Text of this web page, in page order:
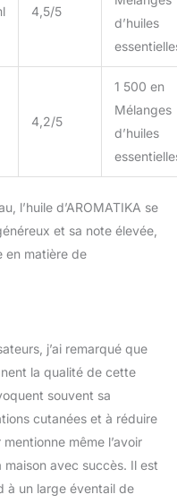
afin de
de
quotidien
4,5/5
d’huiles
4,2/5
1 500 en
Mélanges
d’huiles
l’huile d’AROMATIKA se
et sa note élevée,
en matière de
j’ai remarqué que
la qualité de cette
souvent sa
cutanées et à réduire
même l’avoir
avec succès. Il est
à un large éventail de